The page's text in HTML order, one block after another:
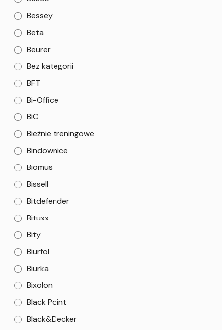
Bessey
Beta
Beurer
Bez kategorii
BFT
Bi-Office
BiC
Bieżnie treningowe
Bindownice
Biomus
Bissell
Bitdefender
Bituxx
Bity
Biurfol
Biurka
Bixolon
Black Point
Black&Decker